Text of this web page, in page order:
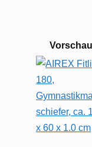
Vorschau